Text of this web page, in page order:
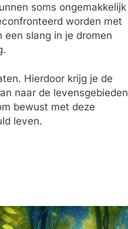
soms ongemakkelijk
worden met
slang in je dromen
Hierdoor krijg je de
naar de levensgebieden
bewust met deze
leven.